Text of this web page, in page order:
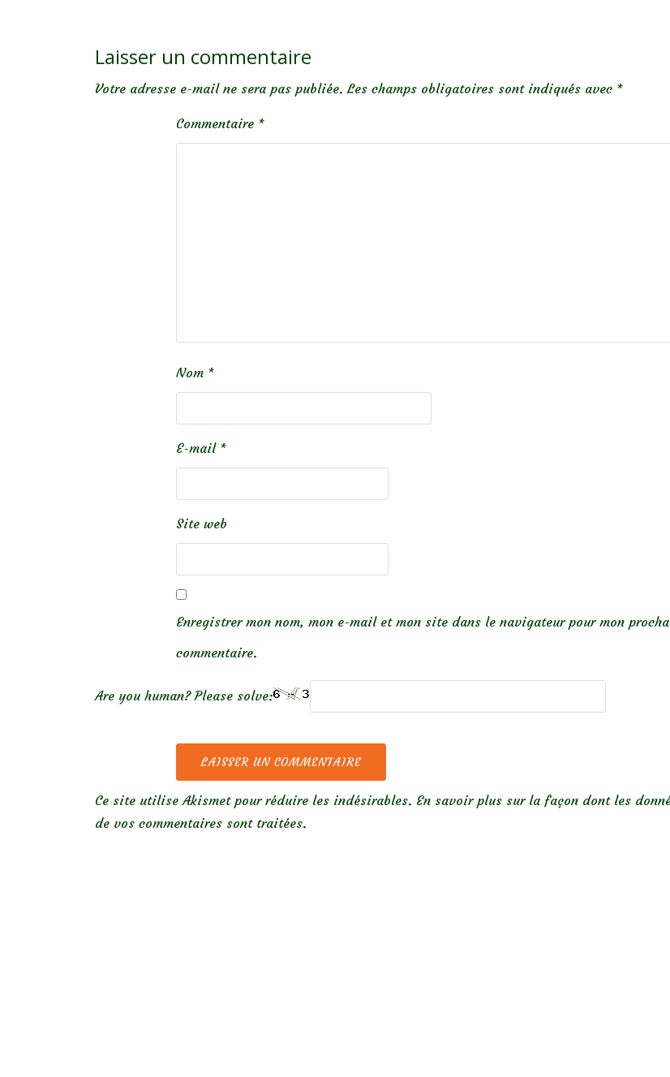
Laisser un commentaire
Votre adresse e-mail ne sera pas publiée. Les champs obligatoires sont indiqués avec *
Commentaire *
Nom *
E-mail *
Site web
Enregistrer mon nom, mon e-mail et mon site dans le navigateur pour mon
commentaire.
Are you human? Please solve:
Ce site utilise Akismet pour réduire les indésirables. En savoir plus sur la façon dont les
de vos commentaires sont traitées.